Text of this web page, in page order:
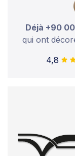
Déjà +90
qui ont
4,8